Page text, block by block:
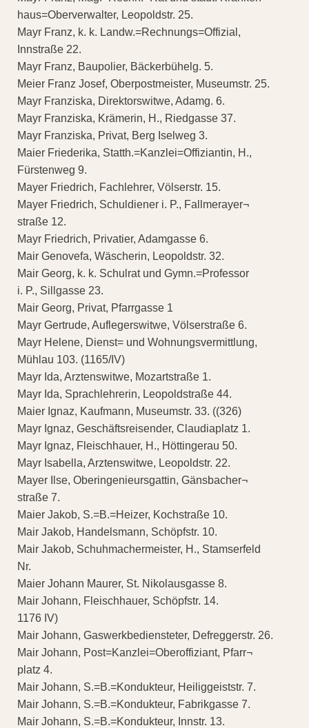
haus=Oberverwalter, Leopoldstr. 25.
Mayr Franz, k. k. Landw.=Rechnungs=Offizial,
Innstraße 22.
Mayr Franz, Baupolier, Bäckerbühelg. 5.
Meier Franz Josef, Oberpostmeister, Museumstr. 25.
Mayr Franziska, Direktorswitwe, Adamg. 6.
Mayr Franziska, Krämerin, H., Riedgasse 37.
Mayr Franziska, Privat, Berg Iselweg 3.
Maier Friederika, Statth.=Kanzlei=Offiziantin, H.,
Fürstenweg 9.
Mayer Friedrich, Fachlehrer, Völserstr. 15.
Mayer Friedrich, Schuldiener i. P., Fallmerayer¬
straße 12.
Mayr Friedrich, Privatier, Adamgasse 6.
Mair Genovefa, Wäscherin, Leopoldstr. 32.
Mair Georg, k. k. Schulrat und Gymn.=Professor
i. P., Sillgasse 23.
Mair Georg, Privat, Pfarrgasse 1
Mayr Gertrude, Auflegerswitwe, Völserstraße 6.
Mayr Helene, Dienst= und Wohnungsvermittlung,
Mühlau 103. (1165/IV)
Mayr Ida, Arztenswitwe, Mozartstraße 1.
Mayr Ida, Sprachlehrerin, Leopoldstraße 44.
Maier Ignaz, Kaufmann, Museumstr. 33. ((326)
Mayr Ignaz, Geschäftsreisender, Claudiaplatz 1.
Mayr Ignaz, Fleischhauer, H., Höttingerau 50.
Mayr Isabella, Arztenswitwe, Leopoldstr. 22.
Mayer Ilse, Oberingenieursgattin, Gänsbacher¬
straße 7.
Maier Jakob, S.=B.=Heizer, Kochstraße 10.
Mair Jakob, Handelsmann, Schöpfstr. 10.
Mair Jakob, Schuhmachermeister, H., Stamserfeld
Nr.
Maier Johann Maurer, St. Nikolausgasse 8.
Mair Johann, Fleischhauer, Schöpfstr. 14.
1176 IV)
Mair Johann, Gaswerkbediensteter, Defreggerstr. 26.
Mair Johann, Post=Kanzlei=Oberoffiziant, Pfarr¬
platz 4.
Mair Johann, S.=B.=Kondukteur, Heiliggeiststr. 7.
Mair Johann, S.=B.=Kondukteur, Fabrikgasse 7.
Mair Johann, S.=B.=Kondukteur, Innstr. 13.